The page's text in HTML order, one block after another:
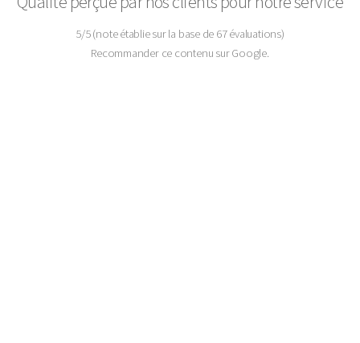
5/5(note établie sur la base de 67évaluations)
Recommander ce contenu sur Google.